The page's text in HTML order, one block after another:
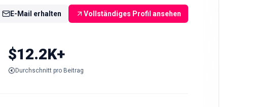
E-Mail erhalten Vollständiges Profil ansehen
$12.2K+
Durchschnitt pro Beitrag